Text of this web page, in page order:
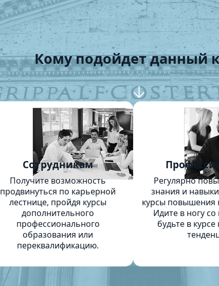
Кому подойдет данный
Сотрудникам
Получите возможность
продвинуться по карьерной
лестнице, пройдя курсы
дополнительного
профессионального
образования или
переквалификацию.
Регулярно
знания и
курсы повышения
Идите в ногу
будьте в